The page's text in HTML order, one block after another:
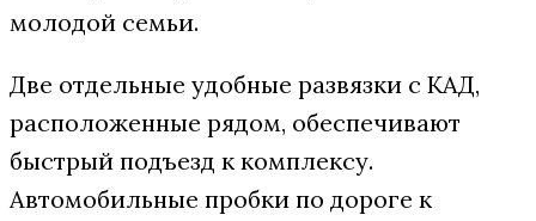
молодой семьи.
Две отдельные удобные развязки с КАД,
расположенные рядом, обеспечивают
быстрый подъезд к комплексу.
Автомобильные пробки по дороге к